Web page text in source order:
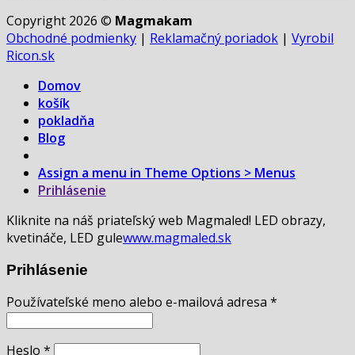
Copyright 2026 © Magmakam
Obchodné podmienky | Reklamačný poriadok | Vyrobil
Ricon.sk
Domov
košík
pokladňa
Blog
Assign a menu in Theme Options > Menus
Prihlásenie
Kliknite na náš priateľský web Magmaled! LED obrazy,
kvetináče, LED gulewww.magmaled.sk
Prihlásenie
Používateľské meno alebo e-mailová adresa *
Heslo *